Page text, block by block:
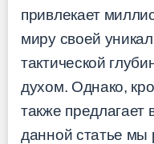
привлекает
миру своей
тактической
духом. Однако,
также предлагает
данной статье мы